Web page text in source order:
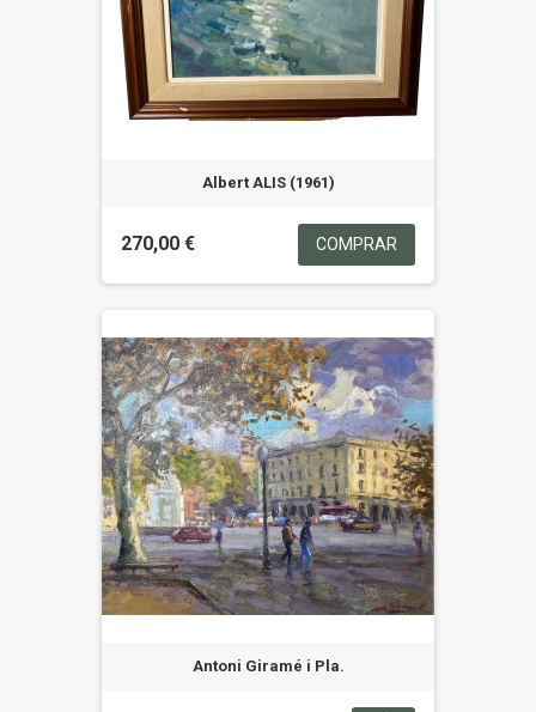
Albert ALIS (1961)
270,00 € COMPRAR
Antoni Giramé i Pla.